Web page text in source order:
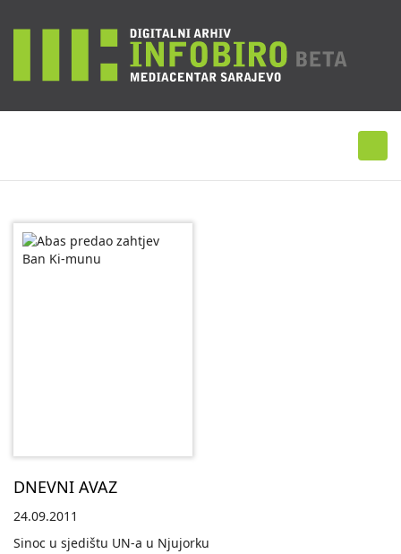
DNEVNI AVAZ
24.09.2011
Sinoc u sjedištu UN-a u Njujorku